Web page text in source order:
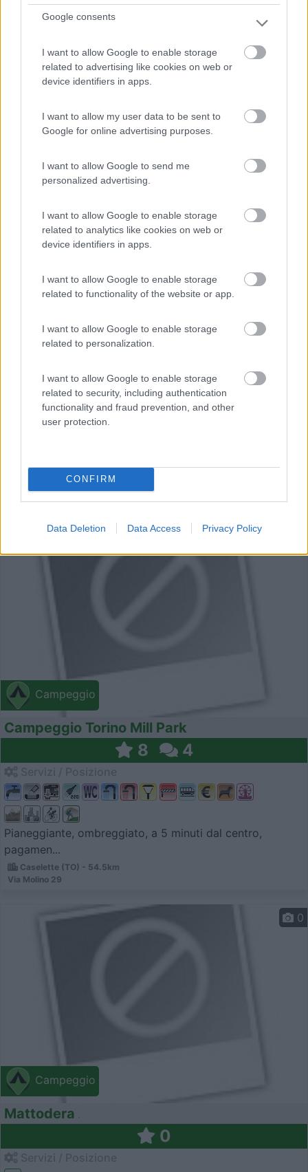
Google consents
I want to allow Google to enable storage
related to advertising like cookies on web or
device identifiers in apps.
I want to allow my user data to be sent to
Google for online advertising purposes.
I want to allow Google to send me
personalized advertising.
I want to allow Google to enable storage
related to analytics like cookies on web or
device identifiers in apps.
I want to allow Google to enable storage
related to functionality of the website or app.
I want to allow Google to enable storage
related to personalization.
I want to allow Google to enable storage
related to security, including authentication
functionality and fraud prevention, and other
user protection.
CONFIRM
Data Deletion Data Access Privacy Policy
Campeggio
Camping Bella Torino
7,9
Servizi / Posizione
Campeggio 'alla francese', immerso nel verde, con una
Campeggio
Campeggio Torino Mill Park
8 4
Pianeggiante, ombreggiato, a 5 minuti dal centro,
pagamen...
Caselette (TO) - 54.5km
Via Molino 29
Campeggio
0
Mattodera
0